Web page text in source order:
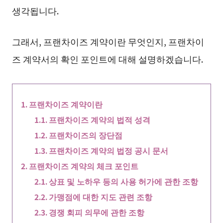
생각됩니다.
그래서, 프랜차이즈 계약이란 무엇인지, 프랜차이
즈 계약서의 확인 포인트에 대해 설명하겠습니다.
프랜차이즈 계약이란
프랜차이즈 계약의 법적 성격
프랜차이즈의 장단점
프랜차이즈 계약의 법정 공시 문서
프랜차이즈 계약의 체크 포인트
상표 및 노하우 등의 사용 허가에 관한 조항
가맹점에 대한 지도 관련 조항
경쟁 회피 의무에 관한 조항